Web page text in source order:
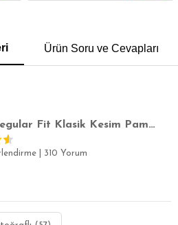
KEMER BOXER
Ürün Soru ve Cevapları
Erkek Regular Fit Klasik Kesim Pamuklu Küçük Kareli Düğmeli Yaka Gömlek
310 Yorum